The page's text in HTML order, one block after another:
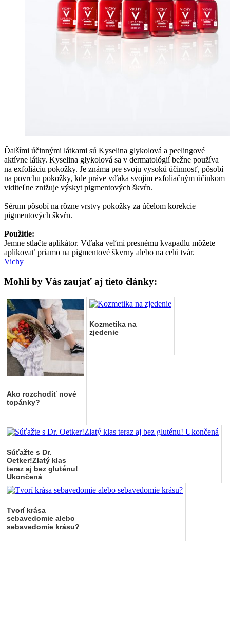
Ďalšími účinnými látkami sú Kyselina glykolová a peelingové
aktívne látky. Kyselina glykolová sa v dermatológií bežne používa
na exfoliáciu pokožky. Je známa pre svoju vysokú účinnosť, pôsobí
na povrchu pokožky, kde práve vďaka svojim exfoliačným účinkom
viditeľne znižuje výskyt pigmentových škvŕn.
Sérum pôsobí na rôzne vrstvy pokožky za účelom korekcie
pigmentových škvŕn.
Použitie:
Jemne stlačte aplikátor. Vďaka veľmi presnému kvapadlu môžete
aplikovať priamo na pigmentové škvrny alebo na celú tvár.
Vichy
Mohli by Vás zaujať aj tieto články:
Ako rozchodiť nové
topánky?
Kozmetika na
zjedenie
Súťažte s Dr.
Oetker!Zlatý klas
teraz aj bez gluténu!
Ukončená
Tvorí krása
sebavedomie alebo
sebavedomie krásu?